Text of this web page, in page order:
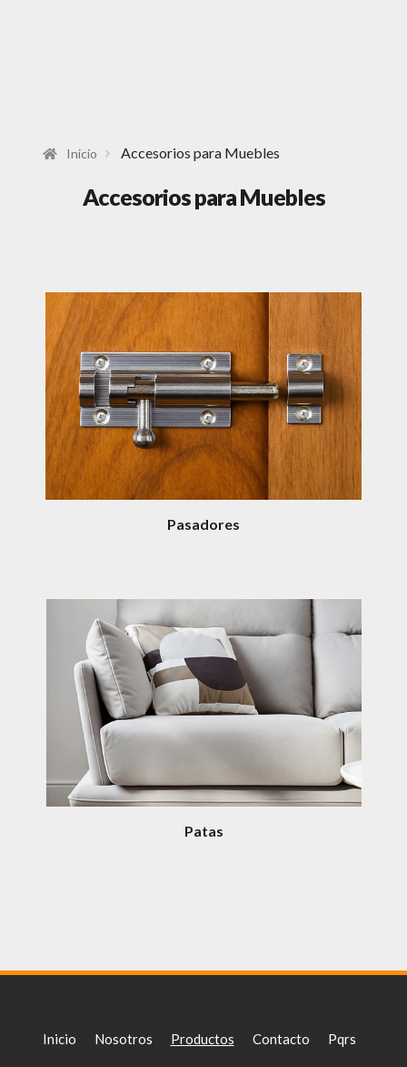
Inicio Accesorios para Muebles
Accesorios para Muebles
Pasadores
Patas
Inicio Nosotros Productos Contacto Pqrs